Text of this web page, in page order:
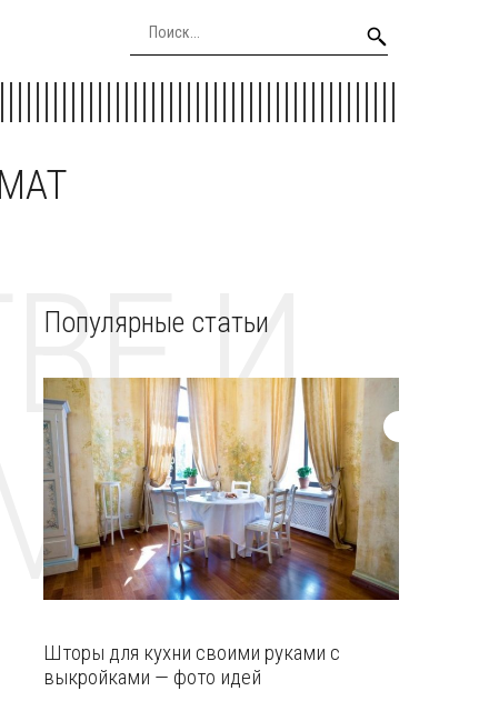
И
Популярные статьи
Шторы для кухни своими руками с
выкройками — фото идей